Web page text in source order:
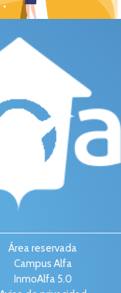
Área reservada
Campus Alfa
InmoAlfa 5.0